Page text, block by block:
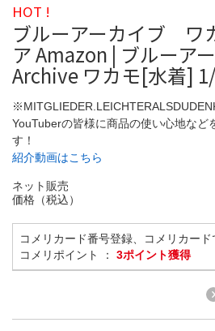
HOT !
ブルーアーカイブ
ア Amazon | ブルーア
Archive ワカモ[水着]
YouTuberの皆様に商品の使い心地など
す！
紹介動画はこちら
ネット販売
価格（税込）
コメリカード番号登録、コメリカー
コメリポイント ： 3ポイント獲得